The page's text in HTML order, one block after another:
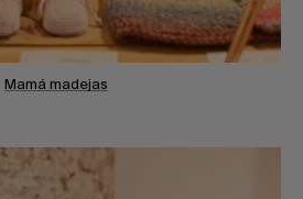
Mamá madejas